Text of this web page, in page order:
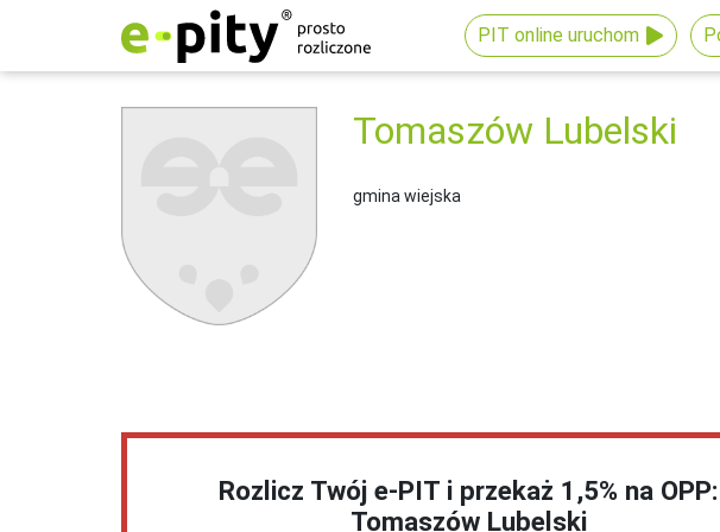
PIT online uruchom
Tomaszów Lubelski
gmina wiejska
Rozlicz Twój e-PIT i przekaż 1,5% na OPP:
Tomaszów Lubelski